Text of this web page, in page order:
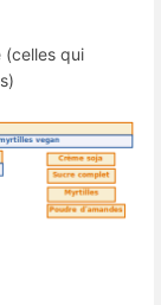
(celles qui